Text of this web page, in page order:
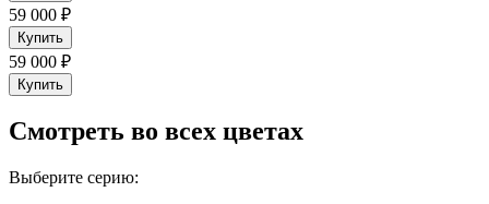
59 000 ₽
Купить
59 000 ₽
Купить
Cмотреть во всех цветах
Выберите серию: